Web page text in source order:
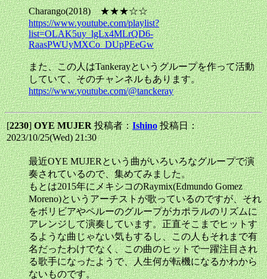
Charango(2018) ★★★☆☆
https://www.youtube.com/playlist?
list=OLAK5uy_lgLx4MLrQD6-
RaasPWUyMXCo_DUpPEeGw
また、この人はTankerayというグループを作って活動
していて、そのチャンネルもあります。
https://www.youtube.com/@tanckeray
[2230]OYE MUJER投稿者：Ishino 投稿日：
2023/10/25(Wed) 21:30
最近OYE MUJERという曲がいろいろなグループで演
奏されているので、集めてみました。
もとは2015年にメキシコのRaymix(Edmundo Gomez
Moreno)というアーチストが歌っているのですが、それ
をボリビアやペルーのグループがカポラルのリズムに
アレンジして演奏しています。正直そこまでヒットす
るような曲じゃない気もするし、この人もそれまで有
名だったわけでなく、この曲のヒットで一躍注目され
る歌手になったようで、人生何が転機になるかわから
ないものです。